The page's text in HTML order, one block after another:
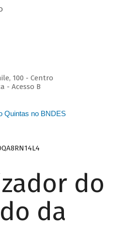
100 - Centro
- Acesso B
Quintas no BNDES
do
da